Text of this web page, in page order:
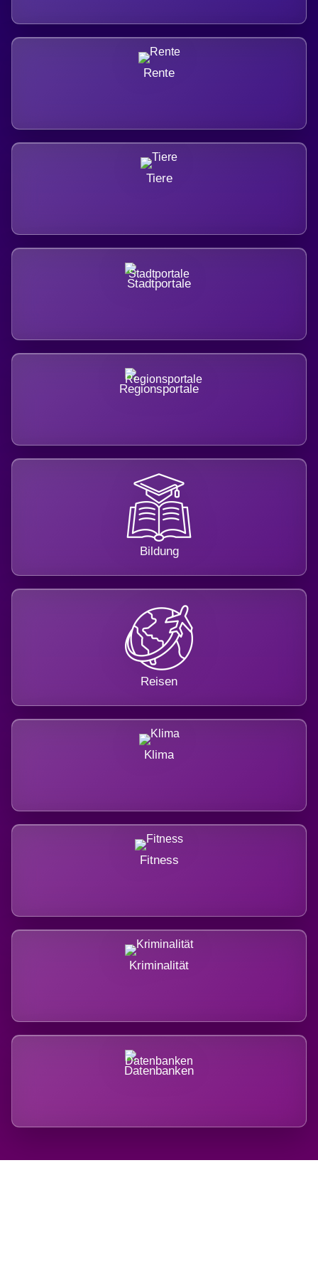
Rente
Tiere
Stadtportale
Regionsportale
Bildung
Reisen
Klima
Fitness
Kriminalität
Datenbanken